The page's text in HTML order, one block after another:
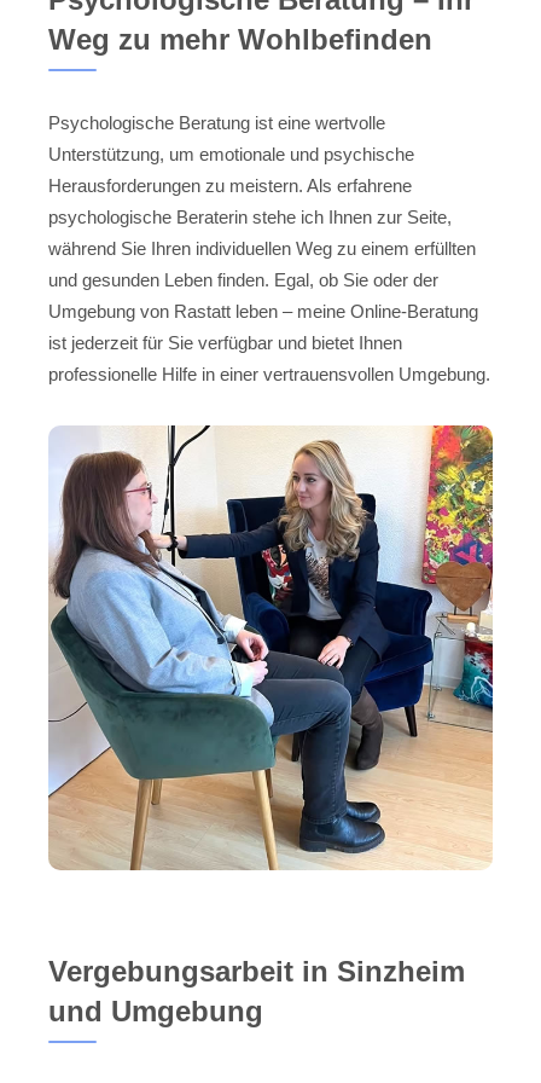
Weg zu mehr Wohlbefinden
Psychologische Beratung ist eine wertvolle
Unterstützung, um emotionale und psychische
Herausforderungen zu meistern. Als erfahrene
psychologische Beraterin stehe ich Ihnen zur Seite,
während Sie Ihren individuellen Weg zu einem erfüllten
und gesunden Leben finden. Egal, ob Sie oder der
Umgebung von Rastatt leben – meine Online-Beratung
ist jederzeit für Sie verfügbar und bietet Ihnen
professionelle Hilfe in einer vertrauensvollen Umgebung.
Vergebungsarbeit in Sinzheim
und Umgebung